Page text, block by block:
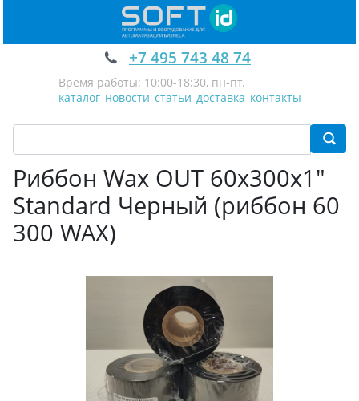
+7 495 743 48 74
Время работы: 10:00-18:30, пн-пт.
каталог новости статьи доставка контакты
Риббон Wax OUT 60х300х1"
Standard Черный (риббон 60
300 WAX)